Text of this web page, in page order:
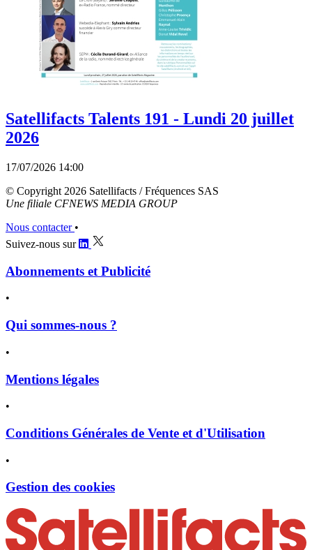
Satellifacts Talents 191 - Lundi 20 juillet
2026
17/07/2026 14:00
© Copyright 2026 Satellifacts / Fréquences SAS
Une filiale CFNEWS MEDIA GROUP
Nous contacter •
Suivez-nous sur
Abonnements et Publicité
•
Qui sommes-nous ?
•
Mentions légales
•
Conditions Générales de Vente et d'Utilisation
•
Gestion des cookies